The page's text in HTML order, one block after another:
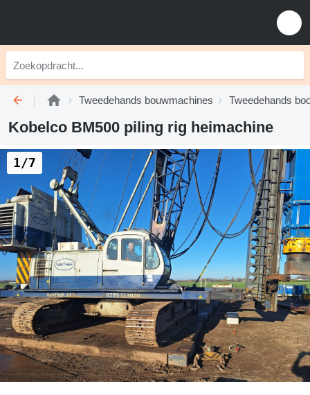
Tweedehands bouwmachines Tweedehands
Kobelco BM500 piling rig heimachine
1/7